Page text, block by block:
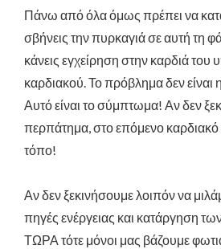
Πάνω από όλα όμως πρέπει να
σβήνεις την πυρκαγιά σε αυτή τη
κάνεις εγχείρηση στην καρδιά του
καρδιακού. Το πρόβλημα δεν είναι
Αυτό είναι το σύμπτωμα! Αν δεν
περπάτημα, στο επόμενο καρδιακό
τόπο!
Αν δεν ξεκινήσουμε λοιπόν να
πηγές ενέργειας και κατάργηση
ΤΩΡΑ τότε μόνοι μας βάζουμε